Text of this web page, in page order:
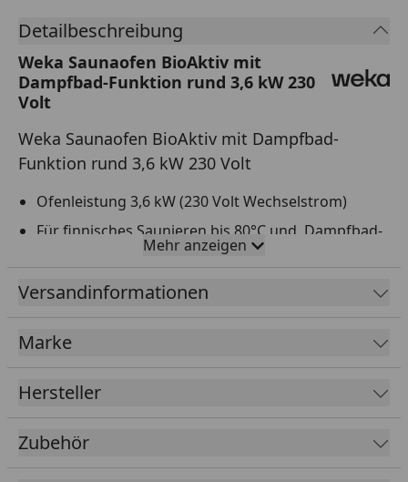
Detailbeschreibung
Weka Saunaofen BioAktiv mit
Dampfbad-Funktion rund 3,6 kW 230
Volt
Weka Saunaofen BioAktiv mit Dampfbad-
Funktion rund 3,6 kW 230 Volt
Ofenleistung 3,6 kW (230 Volt Wechselstrom)
Für finnisches Saunieren bis 80°C und Dampfbad-
Funktion bis 60°C
Für Kabinengrößen von 1 bis 5 m³
Doppelwandiger Außenmantel und verzinkter
Inkl. ca. 12 kg Saunasteine
Wandausführung mit Standfuß
Steuergerät optional erhältlich (siehe Reiter
"Zubehör")
Mehr anzeigen
Versandinformationen
Marke
Hersteller
Zubehör